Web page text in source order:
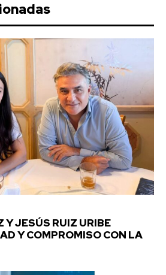
Y JESÚS RUIZ URIBE
Y COMPROMISO CON LA